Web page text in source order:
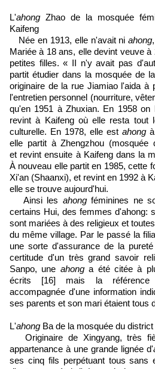
L'ahong Zhao de la mosquée
Kaifeng
Née en 1913, elle n'avait niahong
Mariée à 18 ans, elle devint veuve
petites filles. « II n'y avait pas
partit étudier dans la mosquée de
originaire de la rue Jiamiao l'aida
l'entretien personnel (nourriture,
qu'en 1951 à Zhuxian. En 1958
revint à Kaifeng où elle resta tout
culturelle. En 1978, elle est ahong
elle partit à Zhengzhou (mosquée
et revint ensuite à Kaifeng dans la
À nouveau elle partit en 1985, cette
Xi'an (Shaanxi), et revint en 1992 à
elle se trouve aujourd'hui.
Ainsi les ahongféminines ne
certains Hui, des femmes d'ahong:
sont mariées à des religieux et
du même village. Par le passé la
une sorte d'assurance de la
certitude d'un très grand savoir
Sanpo, une ahonga été citée à
écrits [16] mais la référence
accompagnée d'une information
ses parents et son mari étaient tous
L'ahong Ba de la mosquée du
Originaire de Xingyang, très
appartenance à une grande lignée d'
ses cinq fils perpétuant tous sans